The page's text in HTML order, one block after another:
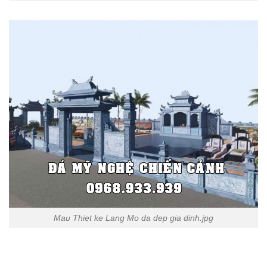
Mau Thiet ke Lang Mo da dep gia dinh.jpg